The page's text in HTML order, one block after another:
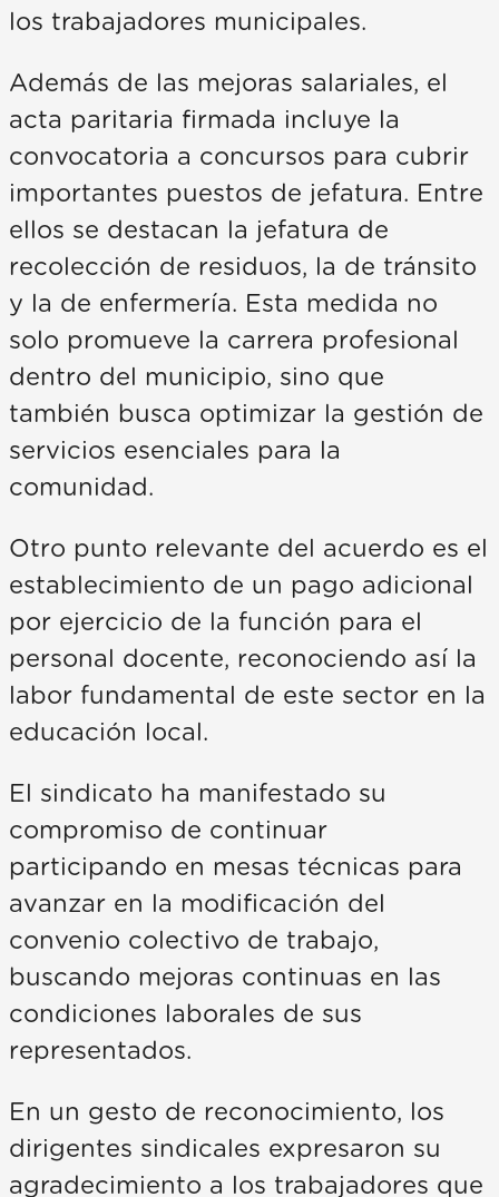
los trabajadores municipales.
Además de las mejoras salariales, el
acta paritaria firmada incluye la
convocatoria a concursos para cubrir
importantes puestos de jefatura. Entre
ellos se destacan la jefatura de
recolección de residuos, la de tránsito
y la de enfermería. Esta medida no
solo promueve la carrera profesional
dentro del municipio, sino que
también busca optimizar la gestión de
servicios esenciales para la
comunidad.
Otro punto relevante del acuerdo es el
establecimiento de un pago adicional
por ejercicio de la función para el
personal docente, reconociendo así la
labor fundamental de este sector en la
educación local.
El sindicato ha manifestado su
compromiso de continuar
participando en mesas técnicas para
avanzar en la modificación del
convenio colectivo de trabajo,
buscando mejoras continuas en las
condiciones laborales de sus
representados.
En un gesto de reconocimiento, los
dirigentes sindicales expresaron su
agradecimiento a los trabajadores que